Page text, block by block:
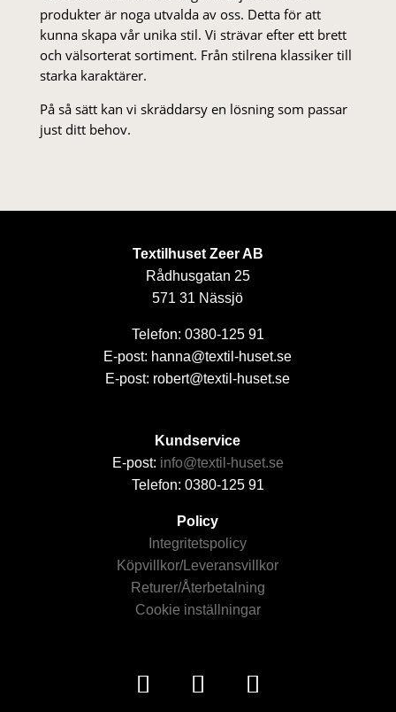
produkter är noga utvalda av oss. Detta för att
kunna skapa vår unika stil. Vi strä­var efter ett brett
och välsorterat sor­ti­ment. Från stil­rena klas­siker till
starka karaktärer.
På så sätt kan vi skräddarsy en lösning som passar
just ditt behov.
Textilhuset Zeer AB
Rådhusgatan 25
571 31 Nässjö
Telefon: 0380-125 91
E-post: hanna@textil-huset.se
E-post: robert@textil-huset.se
Kundservice
E-post: info@textil-huset.se
Telefon: 0380-125 91
Policy
Integritetspolicy
Köpvillkor/Leveransvillkor
Returer/Återbetalning
Cookie inställningar